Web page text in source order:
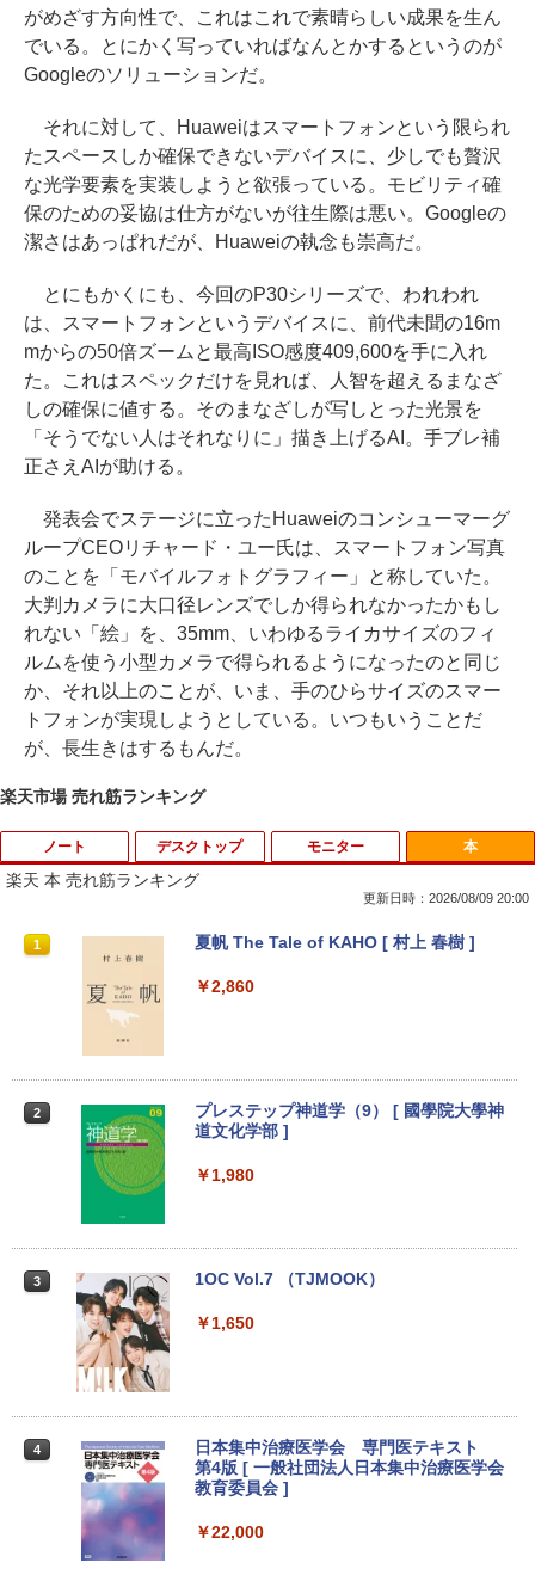
がめざす方向性で、これはこれで素晴らしい成果を生ん
でいる。とにかく写っていればなんとかするというのが
Googleのソリューションだ。
それに対して、Huaweiはスマートフォンという限られ
たスペースしか確保できないデバイスに、少しでも贅沢
な光学要素を実装しようと欲張っている。モビリティ確
保のための妥協は仕方がないが往生際は悪い。Googleの
潔さはあっぱれだが、Huaweiの執念も崇高だ。
とにもかくにも、今回のP30シリーズで、われわれ
は、スマートフォンというデバイスに、前代未聞の16m
mからの50倍ズームと最高ISO感度409,600を手に入れ
た。これはスペックだけを見れば、人智を超えるまなざ
しの確保に値する。そのまなざしが写しとった光景を
「そうでない人はそれなりに」描き上げるAI。手ブレ補
正さえAIが助ける。
発表会でステージに立ったHuaweiのコンシューマーグ
ループCEOリチャード・ユー氏は、スマートフォン写真
のことを「モバイルフォトグラフィー」と称していた。
大判カメラに大口径レンズでしか得られなかったかもし
れない「絵」を、35mm、いわゆるライカサイズのフィ
ルムを使う小型カメラで得られるようになったのと同じ
か、それ以上のことが、いま、手のひらサイズのスマー
トフォンが実現しようとしている。いつもいうことだ
が、長生きはするもんだ。
楽天市場 売れ筋ランキング
ノート
1
【マラソンP5倍/10%オフクーポン】中古
付き Lenovo ThinkPad L590 第8世代 C
エントリーで最大10倍！ノートパソコン
メモリ8GB 新品SSD256GB｜Wi-Fi Blue
tooth WEBカメラ内蔵 中古パソコン オ
チ 2in1 ノートパソコン 500e chromebo
ok gen3 CPU intel celeron N4500 メモ
リ 4GB eMMC 32GB chrome OS LTE
チペン 付属 レノボ タブレット 82JCS0B
デスクトップ
1
【全品最大2500円OFFクーポン】【超小
ows11 メモリ16GB SSD 1TB Core i5 第
￥23,999
メモリ32GB Windows11 office付き Mic
rosoftoffice2024可 中古デスクトップパ
t
3
超得2,500円OFF&P2倍｜楽天1位｜最大
180日保証｜Core i5 第8世代｜富士通 中
古デスクトップパソコン Windows11 off
0GB｜ デスクトップ Microsoft office
モニター
1
DELL デル E1913S LED液晶モニター 19
XGA TNパネル LEDバックライト付 非光
古モニター 21.5インチ ワイド フルHD 広
動作確認済み
￥7,700
本
楽天 本 売れ筋ランキング
更新日時：2026/08/09 20:00
1 夏帆 The Tale of KAHO [ 村上 春樹 ]
￥2,860
2
プレステップ神道学（9） [ 國學院大學神
道文化学部 ]
￥1,980
3 1OC Vol.7 （TJMOOK）
￥1,650
4
日本集中治療医学会 専門医テキスト
第4版 [ 一般社団法人日本集中治療医学会
教育委員会 ]
￥22,000